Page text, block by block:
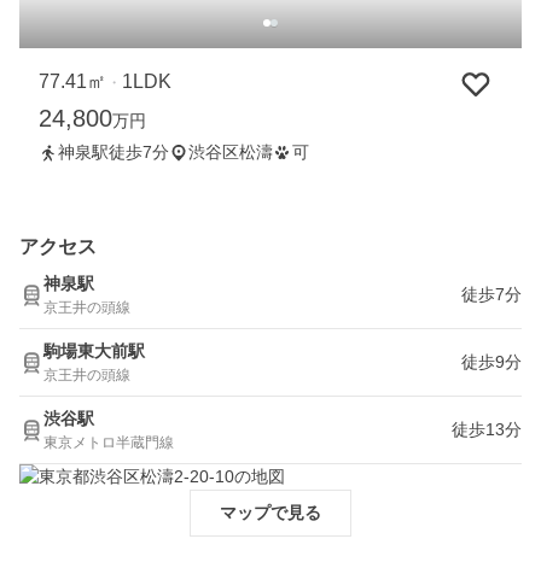
77.41㎡ ・ 1LDK
24,800万円
神泉駅徒歩7分
渋谷区松濤 可
アクセス
神泉駅
京王井の頭線
徒歩7分
駒場東大前駅
京王井の頭線
徒歩9分
渋谷駅
東京メトロ半蔵門線
徒歩13分
マップで見る